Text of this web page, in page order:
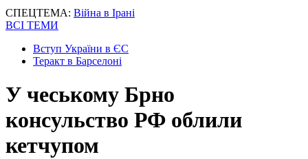
СПЕЦТЕМА: Війна в Ірані
ВСІ ТЕМИ
Вступ України в ЄС
Теракт в Барселоні
У чеському Брно
консульство РФ облили
кетчупом